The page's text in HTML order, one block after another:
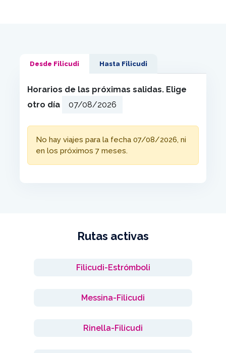
Desde Filicudi Hasta Filicudi
Horarios de las próximas salidas. Elige
otro día
No hay viajes para la fecha 07/08/2026, ni
en los próximos 7 meses.
Rutas activas
Filicudi-Estrómboli
Messina-Filicudi
Rinella-Filicudi